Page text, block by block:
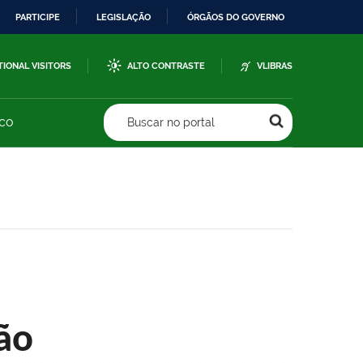
PARTICIPE LEGISLAÇÃO ÓRGÃOS DO GOVERNO
VISITORS ALTO CONTRASTE VLIBRAS
Buscar no portal